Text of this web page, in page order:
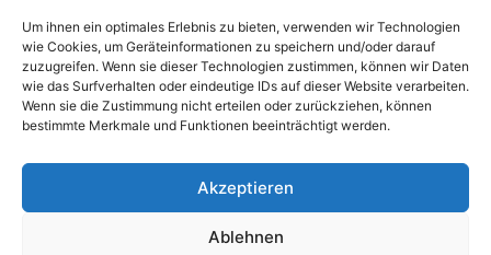
Um ihnen ein optimales Erlebnis zu bieten, verwenden wir Technologien
wie Cookies, um Geräteinformationen zu speichern und/oder darauf
zuzugreifen. Wenn sie dieser Technologien zustimmen, können wir Daten
wie das Surfverhalten oder eindeutige IDs auf dieser Website verarbeiten.
Wenn sie die Zustimmung nicht erteilen oder zurückziehen, können
bestimmte Merkmale und Funktionen beeinträchtigt werden.
Akzeptieren
Ablehnen
Prüfung elektrischer Anlagen
Kontakt Impressum